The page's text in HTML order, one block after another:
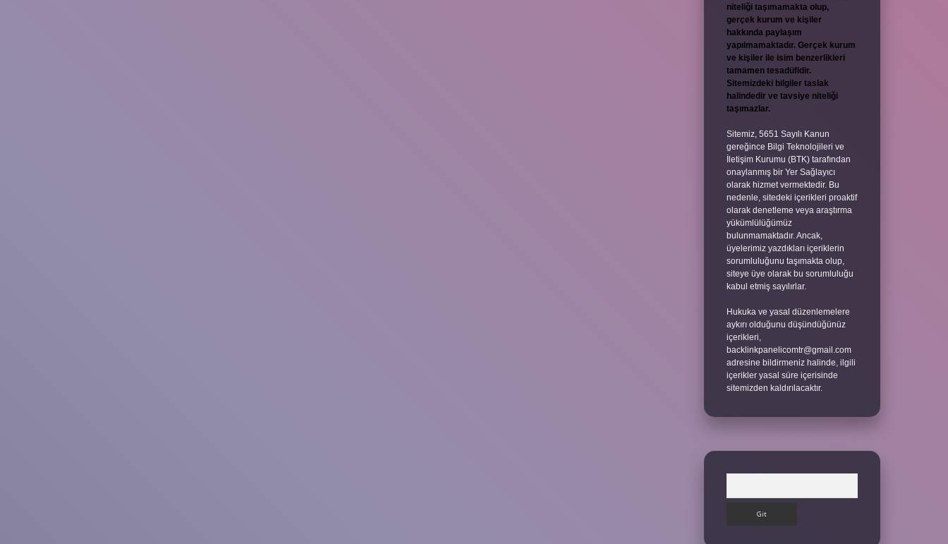
niteliği taşımamakta olup,
gerçek kurum ve kişiler
hakkında paylaşım
yapılmamaktadır. Gerçek kurum
ve kişiler ile isim benzerlikleri
tamamen tesadüfidir.
Sitemizdeki bilgiler taslak
halindedir ve tavsiye niteliği
taşımazlar.
Sitemiz, 5651 Sayılı Kanun
gereğince Bilgi Teknolojileri ve
İletişim Kurumu (BTK) tarafından
onaylanmış bir Yer Sağlayıcı
olarak hizmet vermektedir. Bu
nedenle, sitedeki içerikleri proaktif
olarak denetleme veya araştırma
yükümlülüğümüz
bulunmamaktadır. Ancak,
üyelerimiz yazdıkları içeriklerin
sorumluluğunu taşımakta olup,
siteye üye olarak bu sorumluluğu
kabul etmiş sayılırlar.
Hukuka ve yasal düzenlemelere
aykırı olduğunu düşündüğünüz
içerikleri,
backlinkpanelicomtr@gmail.com
adresine bildirmeniz halinde, ilgili
içerikler yasal süre içerisinde
sitemizden kaldırılacaktır.